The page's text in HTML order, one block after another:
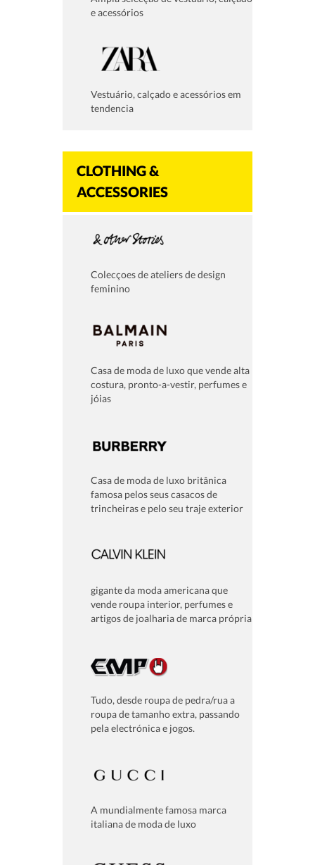
e acessórios
Vestuário, calçado e acessórios em
tendencia
CLOTHING &
ACCESSORIES
Colecçoes de ateliers de design
feminino
Casa de moda de luxo que vende alta
costura, pronto-a-vestir, perfumes e
jóias
Casa de moda de luxo britânica
famosa pelos seus casacos de
trincheiras e pelo seu traje exterior
gigante da moda americana que
vende roupa interior, perfumes e
artigos de joalharia de marca própria
Tudo, desde roupa de pedra/rua a
roupa de tamanho extra, passando
pela electrónica e jogos.
A mundialmente famosa marca
italiana de moda de luxo